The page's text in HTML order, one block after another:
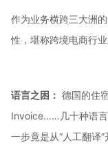
作为业务横跨三大洲
性，堪称跨境电商行业
语言之困： 德国的住
Invoice……几十种语言
一步竟是从“人工翻译”